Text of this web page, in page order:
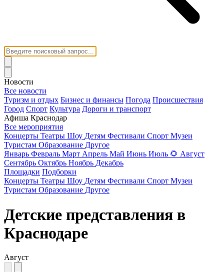
Новости
Все новости
Туризм и отдых Бизнес и финансы Погода Происшествия
Город Спорт Культура Дороги и транспорт
Афиша Краснодар
Все мероприятия
Концерты Театры Шоу Детям Фестивали Спорт Музеи
Туристам Образование Другое
Январь Февраль Март Апрель Май Июнь Июль 🌻 Август
Сентябрь Октябрь Ноябрь Декабрь
Площадки Подборки
Концерты Театры Шоу Детям Фестивали Спорт Музеи
Туристам Образование Другое
Детские представления в
Краснодаре
Август